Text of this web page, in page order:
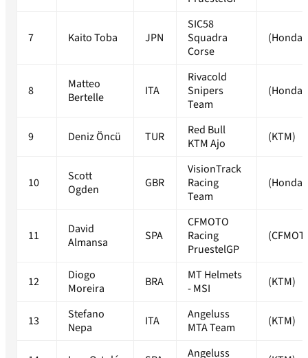
7 Kaito Toba JPN
SIC58
Squadra
Corse
(Honda)
8
Matteo
Bertelle
ITA
Rivacold
Snipers
Team
(Honda)
9 Deniz Öncü TUR
Red Bull
KTM Ajo
(KTM)
10
Scott
Ogden
GBR
VisionTrack
Racing
Team
(Honda)
11
David
Almansa
SPA
CFMOTO
Racing
PruestelGP
12
Diogo
Moreira
BRA
MT Helmets
- MSI
(KTM)
13
Stefano
Nepa
ITA
Angeluss
MTA Team
(KTM)
Angeluss